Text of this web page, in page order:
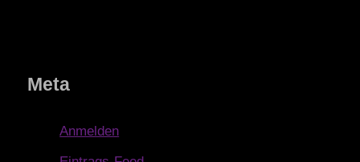
Meta
Anmelden